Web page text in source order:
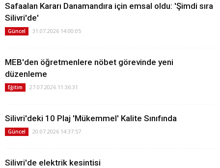
Safaalan Kararı Danamandıra için emsal oldu: 'Şimdi sıra
Silivri'de'
Güncel 31.07.2026 14:00:05
MEB'den öğretmenlere nöbet görevinde yeni
düzenleme
Eğitim 27.07.2026 11:36:31
Silivri'deki 10 Plaj 'Mükemmel' Kalite Sınıfında
Güncel 20.07.2026 14:37:57
Silivri'de elektrik kesintisi